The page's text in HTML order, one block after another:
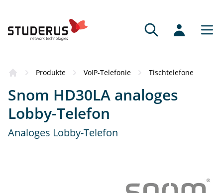
Produkte VoIP-Telefonie Tischtelefone
Snom HD30LA analoges
Lobby-Telefon
Analoges Lobby-Telefon